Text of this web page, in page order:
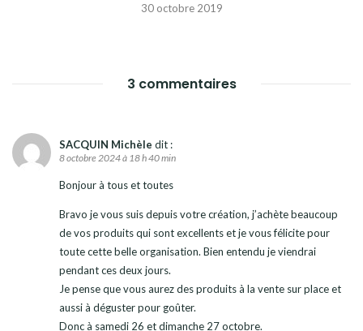
30 octobre 2019
3 commentaires
SACQUIN Michèle dit :
8 octobre 2024 à 18 h 40 min
Bonjour à tous et toutes
Bravo je vous suis depuis votre création, j’achète beaucoup
de vos produits qui sont excellents et je vous félicite pour
toute cette belle organisation. Bien entendu je viendrai
pendant ces deux jours.
Je pense que vous aurez des produits à la vente sur place et
aussi à déguster pour goûter.
Donc à samedi 26 et dimanche 27 octobre.